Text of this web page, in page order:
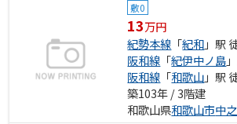
敷0
13万円
紀勢本線 「紀和」駅
阪和線 「紀伊中ノ島
阪和線 「和歌山」駅
築103年 / 3階建
和歌山県和歌山市中